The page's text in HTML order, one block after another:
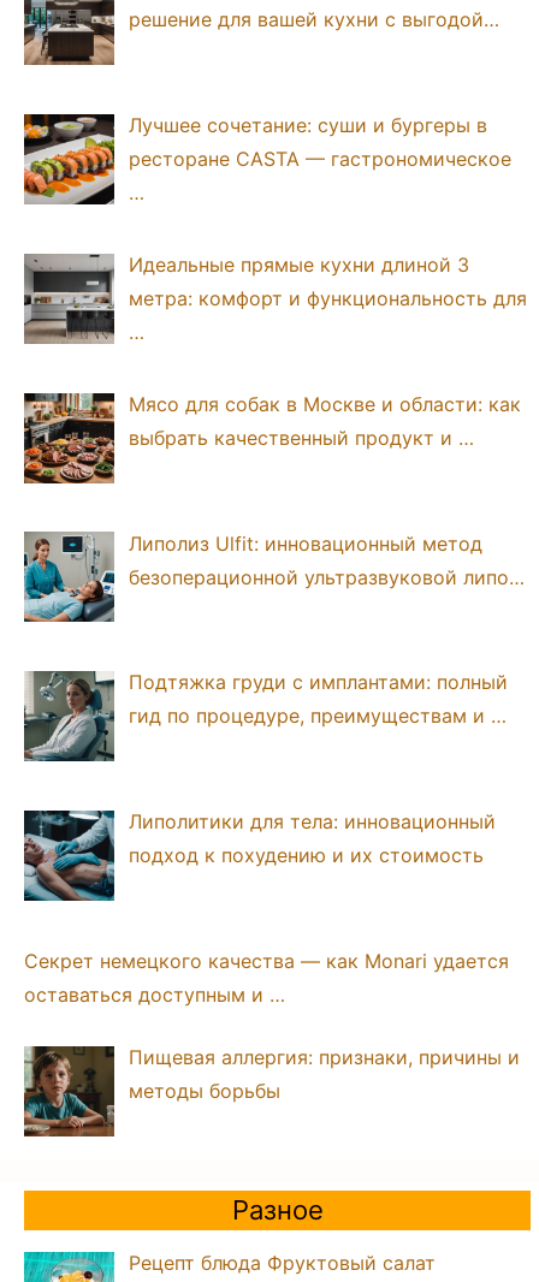
решение для вашей кухни с выгодой…
Лучшее сочетание: суши и бургеры в
ресторане CASTA — гастрономическое
…
Идеальные прямые кухни длиной 3
метра: комфорт и функциональность для
…
Мясо для собак в Москве и области: как
выбрать качественный продукт и …
Липолиз Ulfit: инновационный метод
безоперационной ультразвуковой липо…
Подтяжка груди с имплантами: полный
гид по процедуре, преимуществам и …
Липолитики для тела: инновационный
подход к похудению и их стоимость
Секрет немецкого качества — как Monari удается
оставаться доступным и …
Пищевая аллергия: признаки, причины и
методы борьбы
Разное
Рецепт блюда Фруктовый салат